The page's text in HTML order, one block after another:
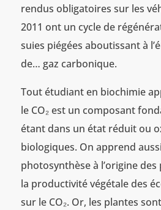
rendus obligatoires sur les
2011 ont un cycle de
suies piégées aboutissant à
de… gaz carbonique.
Tout étudiant en biochimie
le CO₂ est un composant
étant dans un état réduit ou
biologiques. On apprend
photosynthèse à l’origine
la productivité végétale des
sur le CO₂. Or, les plantes